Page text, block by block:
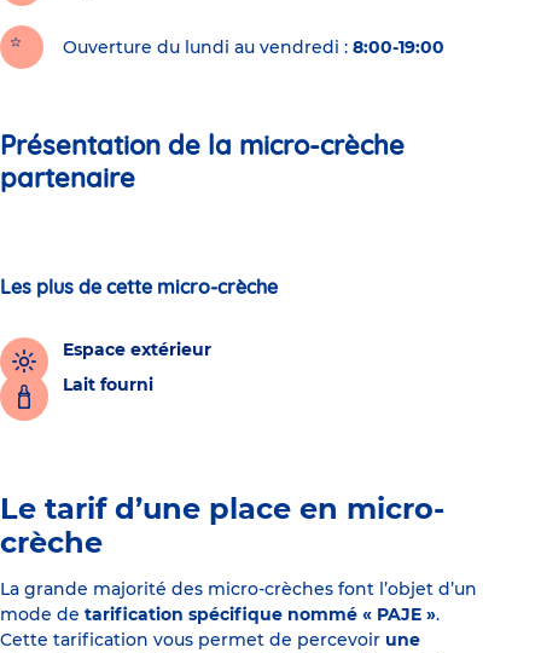
Ouverture du lundi au vendredi : 8:00-19:00
Présentation de la micro-crèche
partenaire
Les plus de cette micro-crèche
Espace extérieur
Lait fourni
Le tarif d’une place en micro-
crèche
La grande majorité des micro-crèches font l’objet d’un
mode de tarification spécifique nommé « PAJE ».
Cette tarification vous permet de percevoir une